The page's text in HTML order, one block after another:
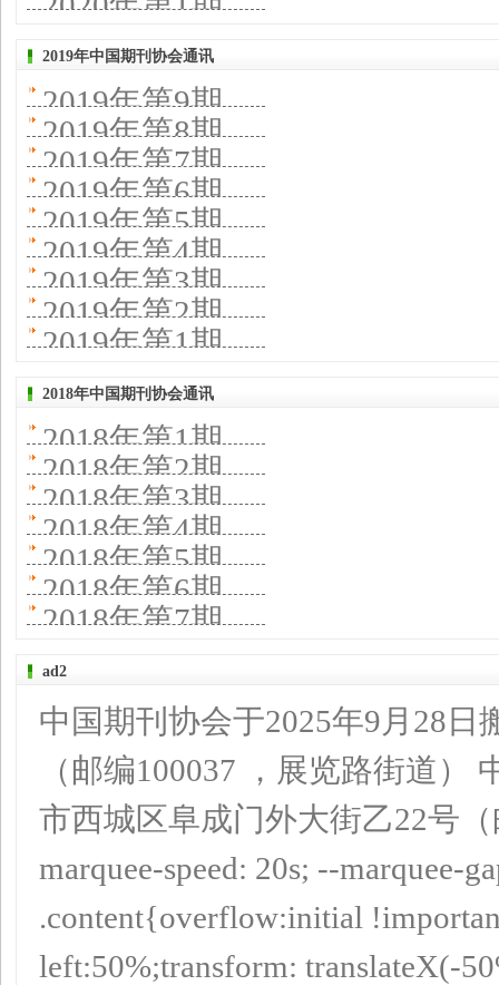
2019年中国期刊协会通讯
2019年第9期
2019年第8期
2019年第7期
2019年第6期
2019年第5期
2019年第4期
2019年第3期
2019年第2期
2019年第1期
2018年中国期刊协会通讯
2018年第1期
2018年第2期
2018年第3期
2018年第4期
2018年第5期
2018年第6期
2018年第7期
ad2
中国期刊协会于2025年9月28
（邮编100037 ，展览路街道）
市西城区阜成门外大街乙22号
marquee-speed: 20s; --marquee-
.content{overflow:initial
left:50%;transform: translateX(-